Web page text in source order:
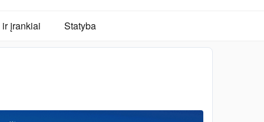
įrankiai Statyba